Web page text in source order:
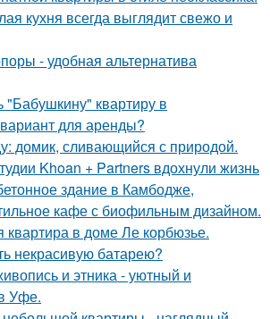
кухня всегда выглядит свежо и
- удобная альтернатива
"Бабушкину" квартиру в
для аренды?
домик, сливающийся с природой.
Khoan + Partners вдохнули жизнь
здание в Камбодже,
кафе с биофильным дизайном.
квартира в доме Ле корбюзье.
некрасивую батарею?
и этника - уютный и
Уфе.